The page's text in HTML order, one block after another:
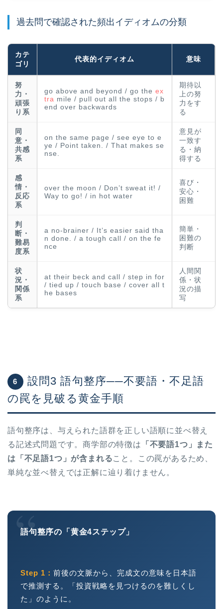
過去問で確認された頻出イディオムの分類
カテ
ゴリ
代表的イディオム 意味
努
力・
頑張
り系
go above and beyond / go the ex
tra mile / pull out all the stops / b
end over backwards
期待以
上の努
力をす
る
同
意・
共感
系
on the same page / see eye to e
ye / Point taken. / That makes se
nse.
意見が
一致す
る・納
得する
感
情・
反応
系
over the moon / Don’t sweat it! /
Way to go! / in hot water
喜び・
安心・
困難
判
断・
難易
度系
a no-brainer / It’s easier said tha
n done. / a tough call / on the fe
nce
簡単・
困難の
判断
状
況・
関係
系
at their beck and call / step in for
/ tied up / touch base / cover all t
he bases
人間関
係・状
況の描
写
6
設問3 語句整序──不要語・不足語
の罠を見破る黄金手順
語句整序は、与えられた語群を正しい語順に並べ替え
る記述式問題です。商学部の特徴は
「不要語1つ」また
は「不足語1つ」が含まれること。この罠があるため、
単純な並べ替えでは正解に辿り着けません。
“
語句整序の「黄金4ステップ」
Step 1： 前後の文脈から、完成文の意味を日本語
で推測する。「投資戦略を見つけるのを難しくし
た」のように。